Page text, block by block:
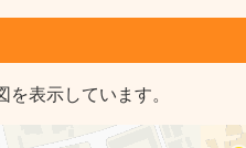
表示しています。